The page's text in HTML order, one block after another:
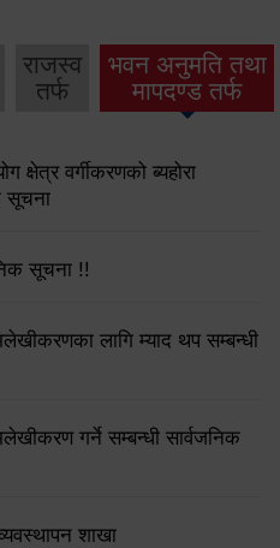
राजस्व
तर्फ
भवन अनुमति तथा
मापदण्ड तर्फ
क्षेत्र वर्गीकरणको ब्यहोरा
सूचना
सूचना !!
लागि म्याद थप सम्बन्धी
गर्ने सम्बन्धी सार्वजनिक
शाखा